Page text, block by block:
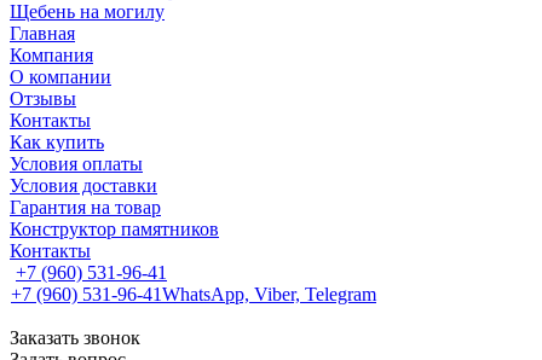
Щебень на могилу
Главная
Компания
О компании
Отзывы
Контакты
Как купить
Условия оплаты
Условия доставки
Гарантия на товар
Конструктор памятников
Контакты
+7 (960) 531-96-41
+7 (960) 531-96-41WhatsApp, Viber, Telegram
Заказать звонок